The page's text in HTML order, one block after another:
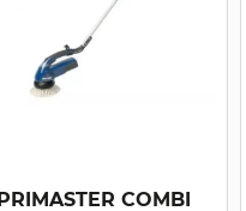
PRIMASTER COMBI